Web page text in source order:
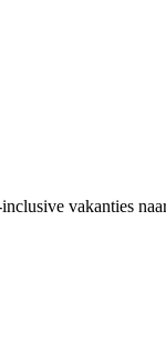
vakanties